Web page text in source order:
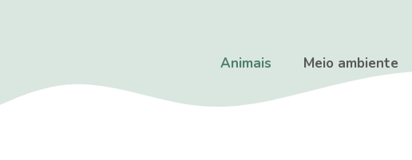
Animais Meio ambiente